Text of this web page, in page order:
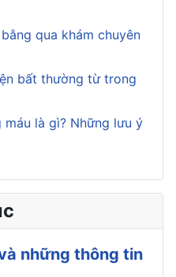
qua khám chuyên
bất thường từ trong
là gì? Những lưu ý
những thông tin